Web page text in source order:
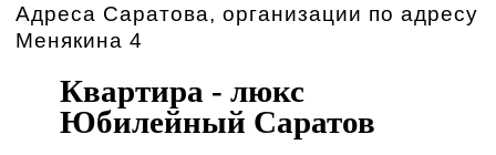
Адреса Саратова, организации по адресу
Менякина 4
Квартира - люкс
Юбилейный Саратов